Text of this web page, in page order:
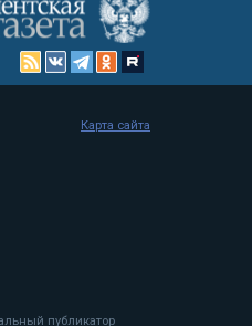
публикатор
Карта сайта